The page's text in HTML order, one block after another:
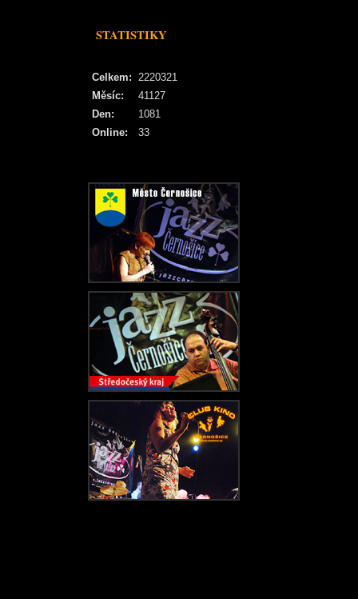
STATISTIKY
Online: 33
Celkem: 2220321
Měsíc:
41127
Den:
1081